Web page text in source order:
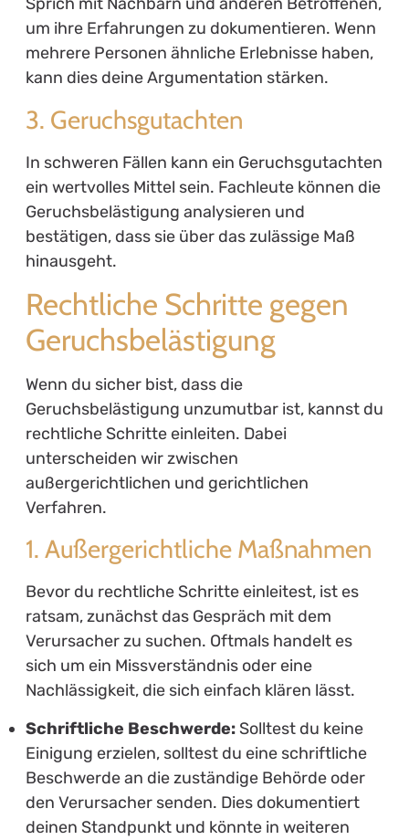
um ihre Erfahrungen zu dokumentieren. Wenn
mehrere Personen ähnliche Erlebnisse haben,
kann dies deine Argumentation stärken.
3. Geruchsgutachten
In schweren Fällen kann ein Geruchsgutachten
ein wertvolles Mittel sein. Fachleute können die
Geruchsbelästigung analysieren und
bestätigen, dass sie über das zulässige Maß
hinausgeht.
Rechtliche Schritte gegen
Geruchsbelästigung
Wenn du sicher bist, dass die
Geruchsbelästigung unzumutbar ist, kannst du
rechtliche Schritte einleiten. Dabei
unterscheiden wir zwischen
außergerichtlichen und gerichtlichen
Verfahren.
1. Außergerichtliche Maßnahmen
Bevor du rechtliche Schritte einleitest, ist es
ratsam, zunächst das Gespräch mit dem
Verursacher zu suchen. Oftmals handelt es
sich um ein Missverständnis oder eine
Nachlässigkeit, die sich einfach klären lässt.
Schriftliche Beschwerde:Solltest du keine
Einigung erzielen, solltest du eine schriftliche
Beschwerde an die zuständige Behörde oder
den Verursacher senden. Dies dokumentiert
deinen Standpunkt und könnte in weiteren